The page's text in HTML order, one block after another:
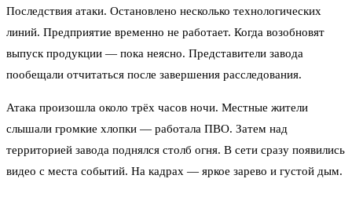
Последствия атаки. Остановлено несколько технологических
линий. Предприятие временно не работает. Когда возобновят
выпуск продукции — пока неясно. Представители завода
пообещали отчитаться после завершения расследования.
Атака произошла около трёх часов ночи. Местные жители
слышали громкие хлопки — работала ПВО. Затем над
территорией завода поднялся столб огня. В сети сразу появились
видео с места событий. На кадрах — яркое зарево и густой дым.